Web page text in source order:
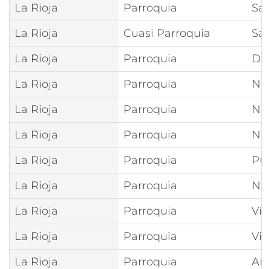
La Rioja
Parroquia
La Rioja
Cuasi Parroquia
La Rioja
Parroquia
La Rioja
Parroquia
La Rioja
Parroquia
La Rioja
Parroquia
La Rioja
Parroquia
La Rioja
Parroquia
La Rioja
Parroquia
La Rioja
Parroquia
La Rioja
Parroquia